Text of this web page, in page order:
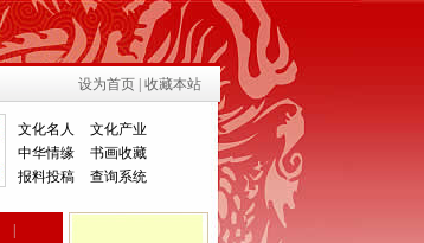
设为首页 收藏本站
文化名人
文化产业
中华情缘
书画收藏
报料投稿
查询系统